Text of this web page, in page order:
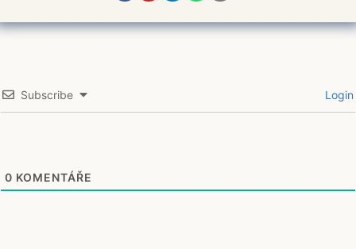
Subscribe Login
0 KOMENTÁŘE